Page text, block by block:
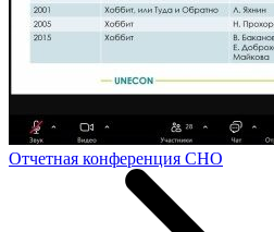
Отчетная конференция СНО